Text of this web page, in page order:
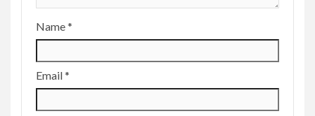
Name*
Email*